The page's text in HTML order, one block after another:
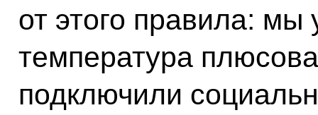
от этого правила: мы
температура
подключили